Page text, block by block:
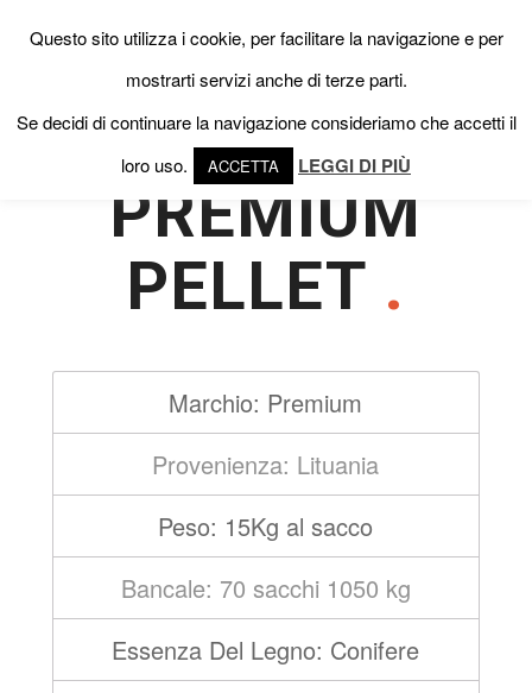
PREMIUM
PELLET .
Marchio: Premium
Provenienza: Lituania
Peso: 15Kg al sacco
Bancale: 70 sacchi 1050 kg
Essenza Del Legno: Conifere
Questo sito utilizza i cookie, per facilitare la navigazione e per
mostrarti servizi anche di terze parti.
Se decidi di continuare la navigazione consideriamo che accetti il
loro uso.
ACCETTA LEGGI DI PIÙ